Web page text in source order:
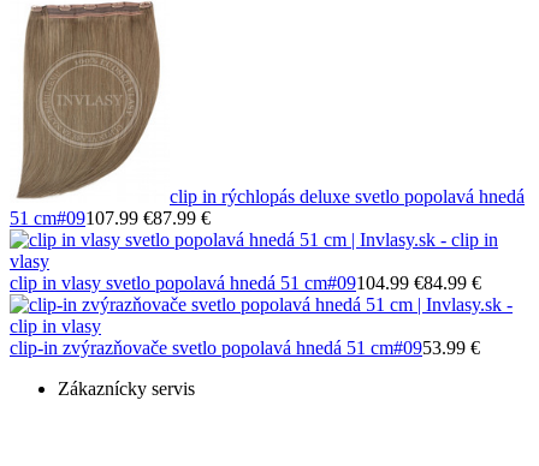
clip in rýchlopás deluxe svetlo popolavá hnedá
51 cm#09107.99 €87.99 €
clip in vlasy svetlo popolavá hnedá 51 cm#09104.99 €84.99 €
clip-in zvýrazňovače svetlo popolavá hnedá 51 cm#0953.99 €
Zákaznícky servis